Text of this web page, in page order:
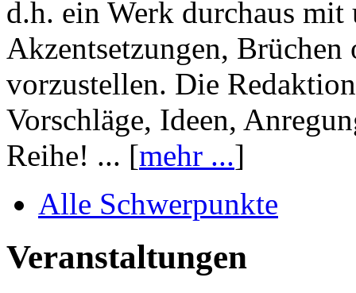
d.h. ein Werk durchaus mit
Akzentsetzungen, Brüchen
vorzustellen. Die
Vorschläge, Ideen,
Reihe! ... [mehr ...]
Alle Schwerpunkte
Veranstaltungen